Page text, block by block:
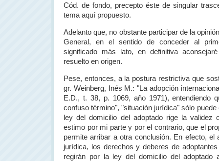
Cód. de fondo, precepto éste de singular
tema aquí propuesto.
Adelanto que, no obstante participar de la
General, en el sentido de conceder al
significado más lato, en definitiva
resuelto en origen.
Pese, entonces, a la postura restrictiva que
gr. Weinberg, Inés M.: "La adopción
E.D., t. 38, p. 1069, año 1971), entendiendo
confuso término", "situación jurídica" sólo
ley del domicilio del adoptado rige la validez
estimo por mi parte y por el contrario, que el
permite arribar a otra conclusión. En efecto, el
jurídica, los derechos y deberes de
regirán por la ley del domicilio del adoptado